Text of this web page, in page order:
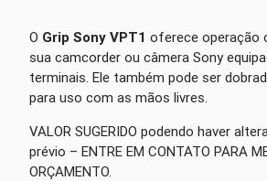
O Grip Sony VPT1 oferece operação
sua camcorder ou câmera Sony
terminais. Ele também pode ser
para uso com as mãos livres.
VALOR SUGERIDO podendo haver
prévio – ENTRE EM CONTATO PARA
ORÇAMENTO.